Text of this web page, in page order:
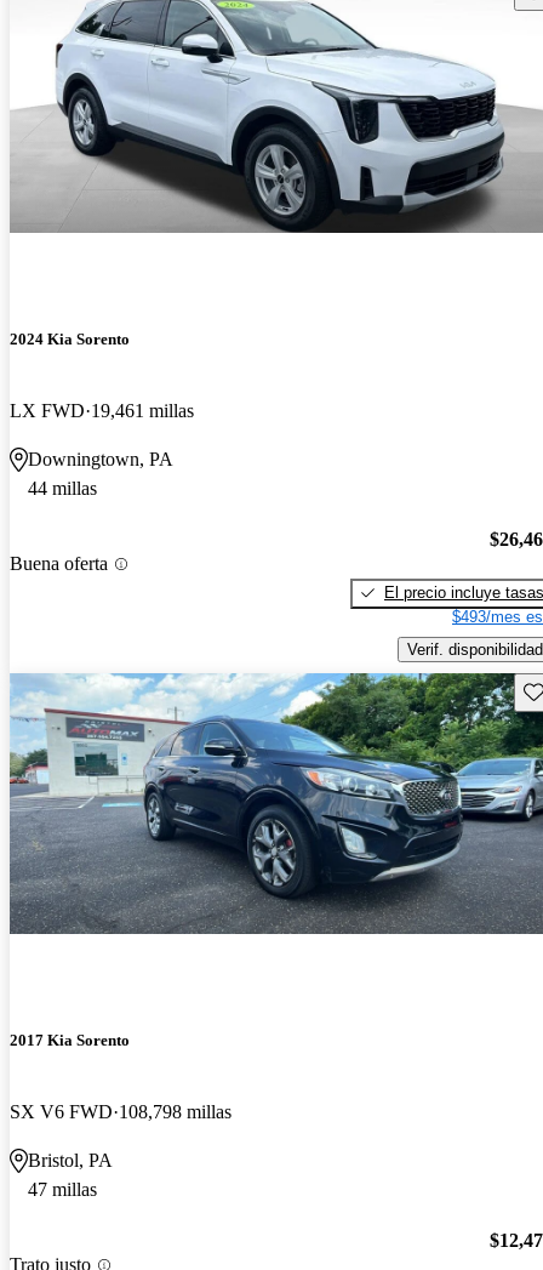
2024 Kia Sorento
LX FWD 19,461 millas
Downingtown, PA
44 millas
Buena oferta
El precio incluye tasas
$493/mes
Verif. disponibilidad
2017 Kia Sorento
SX V6 FWD 108,798 millas
Bristol, PA
47 millas
Trato justo